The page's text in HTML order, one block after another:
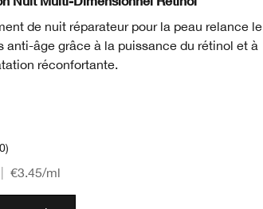
de nuit réparateur pour la peau relance le
anti-âge grâce à la puissance du rétinol et à
réconfortante.
€3.45/ml